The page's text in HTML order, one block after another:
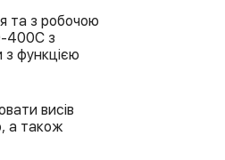
та з робочою
400C з
з функцією
висів
а також